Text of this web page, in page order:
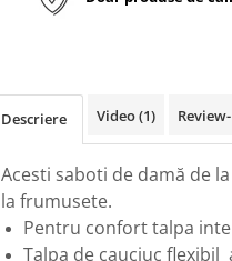
Descriere Video(1)
Acesti saboti de damă de
la frumusete.
Pentru confort talpa
Talpa de cauciuc